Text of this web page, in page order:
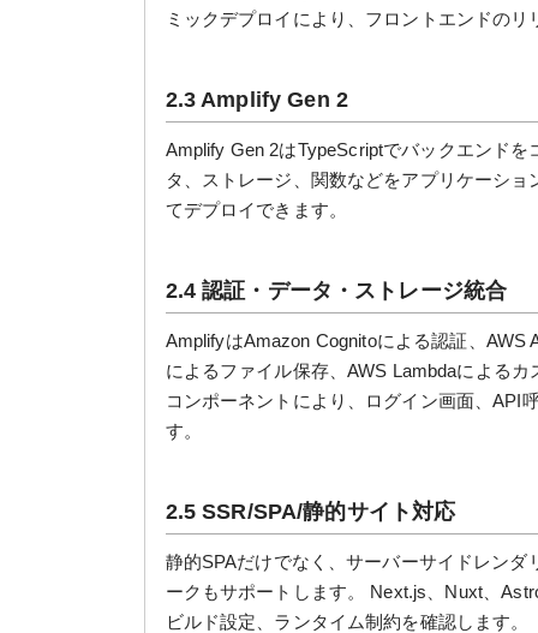
ミックデプロイにより、フロントエンドの
2.3 Amplify Gen 2
Amplify Gen 2はTypeScriptでバックエンド
タ、ストレージ、関数などをアプリケーシ
てデプロイできます。
2.4 認証・データ・ストレージ統合
AmplifyはAmazon Cognitoによる認証、
によるファイル保存、AWS Lambdaによる
コンポーネントにより、ログイン画面、API
す。
2.5 SSR/SPA/静的サイト対応
静的SPAだけでなく、サーバーサイドレン
ークもサポートします。 Next.js、Nuxt、
ビルド設定、ランタイム制約を確認します。